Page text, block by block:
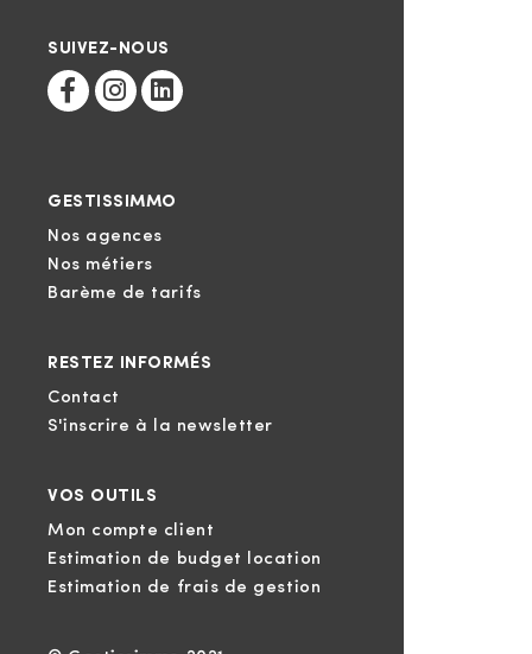
SUIVEZ-NOUS
GESTISSIMMO
Nos agences
Nos métiers
Barème de tarifs
RESTEZ INFORMÉS
Contact
S'inscrire à la newsletter
VOS OUTILS
Mon compte client
Estimation de budget location
Estimation de frais de gestion